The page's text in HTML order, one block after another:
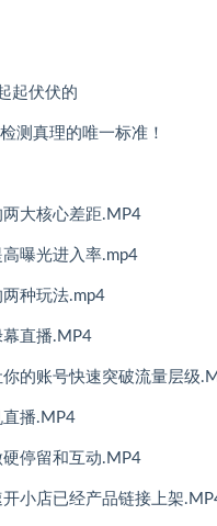
起伏伏的
测真理的唯一标准！
大核心差距.MP4
曝光进入率.mp4
种玩法.mp4
直播.MP4
的账号快速突破流量层级
播.MP4
停留和互动.MP4
小店已经产品链接上架